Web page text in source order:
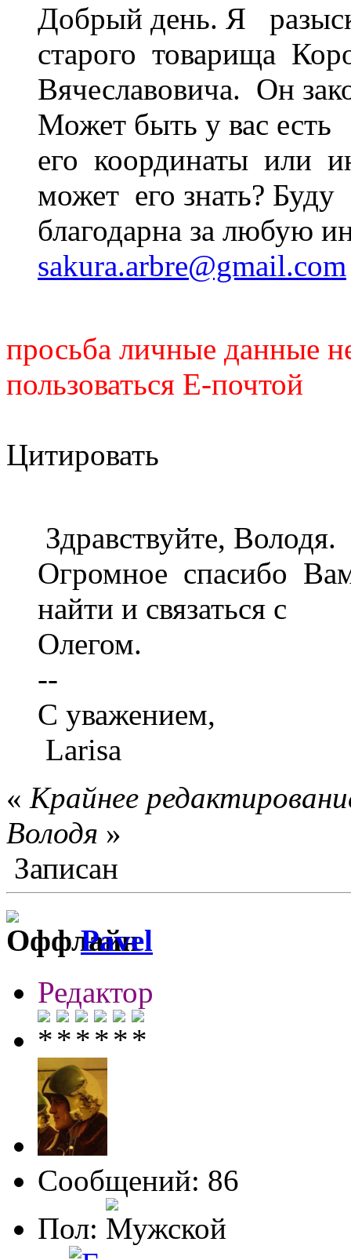
Добрый день. Я
старого товарища
Вячеславовича. Он
Может быть у вас есть
его координаты или
может его знать? Буду
благодарна за любую
sakura.arbre@gmail.com
просьба личные данные
пользоваться Е-почтой
Цитировать
Здравствуйте, Володя.
Огромное спасибо
найти и связаться с
Олегом.
--
С уважением,
Larisa
« Крайнее
Володя »
Записан
Pavel
Редактор
Сообщений: 86
Пол: